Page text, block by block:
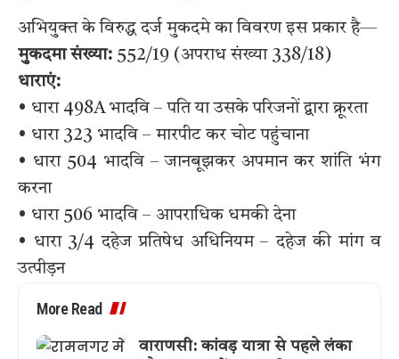
अभियुक्त के विरुद्ध दर्ज मुकदमे का विवरण इस प्रकार है—
मुकदमा संख्या: 552/19 (अपराध संख्या 338/18)
धाराएं:
• धारा 498A भादवि – पति या उसके परिजनों द्वारा क्रूरता
• धारा 323 भादवि – मारपीट कर चोट पहुंचाना
• धारा 504 भादवि – जानबूझकर अपमान कर शांति भंग
करना
• धारा 506 भादवि – आपराधिक धमकी देना
• धारा 3/4 दहेज प्रतिषेध अधिनियम – दहेज की मांग व
उत्पीड़न
More Read
वाराणसी: कांवड़ यात्रा से पहले लंका